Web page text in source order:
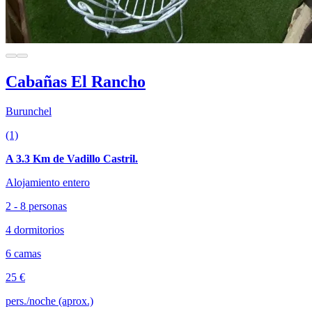
Cabañas El Rancho
Burunchel
(1)
A 3.3 Km de Vadillo Castril.
Alojamiento entero
2 - 8 personas
4 dormitorios
6 camas
25 €
pers./noche (aprox.)